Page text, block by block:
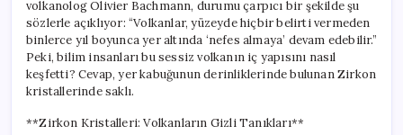
volkanolog Olivier Bachmann, durumu çarpıcı bir şekilde şu
sözlerle açıklıyor: “Volkanlar, yüzeyde hiçbir belirti vermeden
binlerce yıl boyunca yer altında ‘nefes almaya’ devam edebilir.”
Peki, bilim insanları bu sessiz volkanın iç yapısını nasıl
keşfetti? Cevap, yer kabuğunun derinliklerinde bulunan Zirkon
kristallerinde saklı.
**Zirkon Kristalleri: Volkanların Gizli Tanıkları**